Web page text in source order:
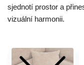
sjednotí prostor a
vizuální harmonii.